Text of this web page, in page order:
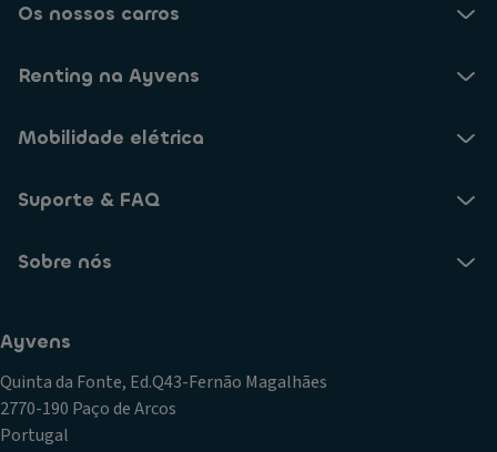
Os nossos carros
Renting na Ayvens
Mobilidade elétrica
Suporte & FAQ
Sobre nós
Ayvens
Quinta da Fonte, Ed.Q43-Fernão Magalhães
2770-190 Paço de Arcos
Portugal